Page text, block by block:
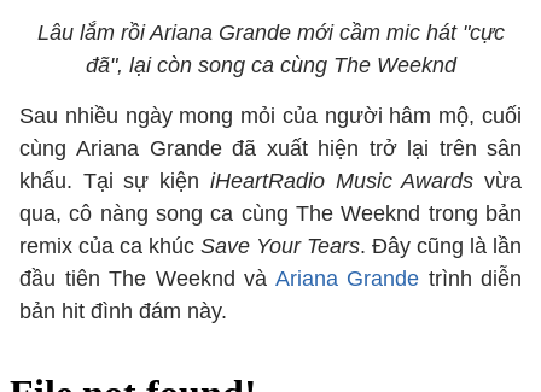
Lâu lắm rồi Ariana Grande mới cầm mic hát "cực
đã", lại còn song ca cùng The Weeknd
Sau nhiều ngày mong mỏi của người hâm mộ, cuối
cùng Ariana Grande đã xuất hiện trở lại trên sân
khấu. Tại sự kiện iHeartRadio Music Awards vừa
qua, cô nàng song ca cùng The Weeknd trong bản
remix của ca khúc Save Your Tears. Đây cũng là lần
đầu tiên The Weeknd và Ariana Grande trình diễn
bản hit đình đám này.